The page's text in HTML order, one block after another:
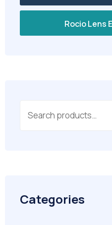
Rocio Lens
Categories